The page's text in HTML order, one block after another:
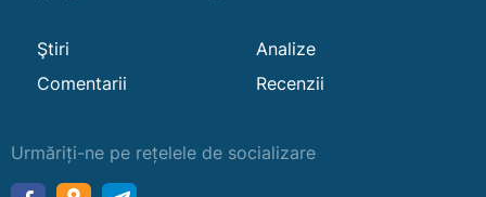
Ştiri
Analize
Comentarii
Recenzii
Urmăriți-ne pe rețelele de socializare